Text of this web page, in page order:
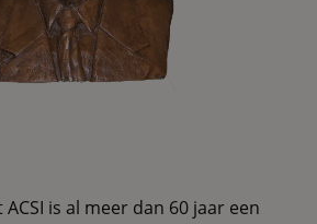
is al meer dan 60 jaar een